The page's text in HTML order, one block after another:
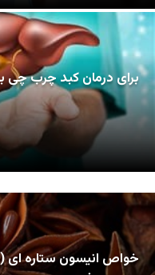
برای درمان کبد چرب چی
خواص انیسون ستاره ای